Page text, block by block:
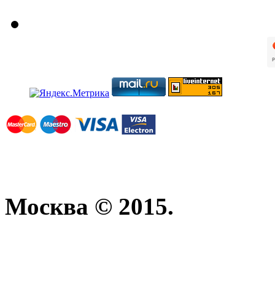
Москва © 2015.